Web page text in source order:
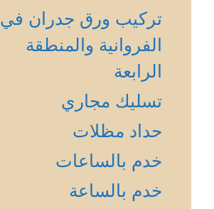
تركيب ورق جدران في
الفروانية والمنطقة
الرابعة
تسليك مجاري
حداد مظلات
خدم بالساعات
خدم بالساعة